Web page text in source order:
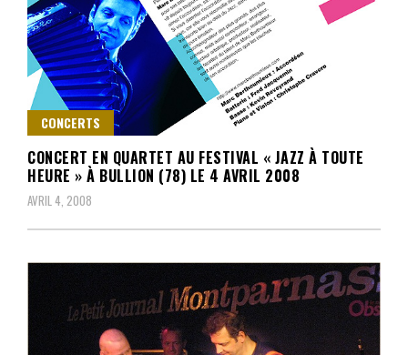
CONCERTS
CONCERT EN QUARTET AU FESTIVAL « JAZZ À TOUTE
HEURE » À BULLION (78) LE 4 AVRIL 2008
AVRIL 4, 2008